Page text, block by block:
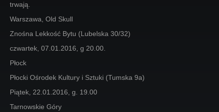
trwają.
Warszawa, Old Skull
Znośna Lekkość Bytu (Lubelska 30/32)
czwartek, 07.01.2016, g 20.00.
Płock
Płocki Ośrodek Kultury i Sztuki (Tumska 9a)
Piątek, 22.01.2016, g. 19.00
Tarnowskie Góry